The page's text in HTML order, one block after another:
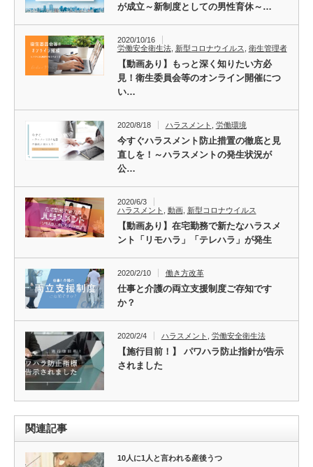
が成立～新制度としての男性育休～…
2020/10/16
労働安全衛生法, 新型コロナウイルス 衛生管理者
【動画あり】もっと深く知りたい方必
見！衛生委員会等のオンライン開催につ
い…
2020/8/18 ハラスメント 労働環境
今すぐハラスメント防止措置の徹底と見
直しを！～ハラスメントの発生状況が
公…
2020/6/3
ハラスメント
動画, 新型コロナウイルス
【動画あり】在宅勤務で新たなハラスメ
ント「リモハラ」「テレハラ」が発生
2020/2/10 働き方改革
仕事と介護の両立支援制度ご存知です
か？
2020/2/4 ハラスメント 労働安全衛生法
【施行目前！】 パワハラ防止指針が告示
されました
関連記事
10人に1人と言われる産後うつ